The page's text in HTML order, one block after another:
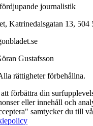
journalistik
Katrinedalsgatan 13, 504
Gustafsson
rättigheter förbehållna.
förbättra din
eller innehåll och
samtycker du till